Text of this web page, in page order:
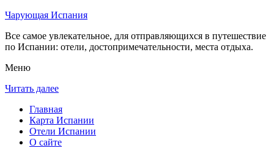
Чарующая Испания
Все самое увлекательное, для отправляющихся в путешествие
по Испании: отели, достопримечательности, места отдыха.
Меню
Читать далее
Главная
Карта Испании
Отели Испании
О сайте